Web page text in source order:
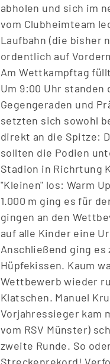
abholen und sich im
vom Clubheimteam
Laufbahn (die bisher
ordentlich auf
Am Wettkampftag
Um 9:00 Uhr
Gegengeraden und
setzten sich sowohl
direkt an die Spitze:
sollten die Podien
Stadion in Richrtung
"Kleinen" los: Warm
1.000 m ging es für
gingen an den
auf alle Kinder eine
Anschließend ging
Hüpfekissen. Kaum
Wettbewerb wieder
Klatschen. Manuel
Vorjahressieger kam
vom RSV Münster)
zweite Runde. So